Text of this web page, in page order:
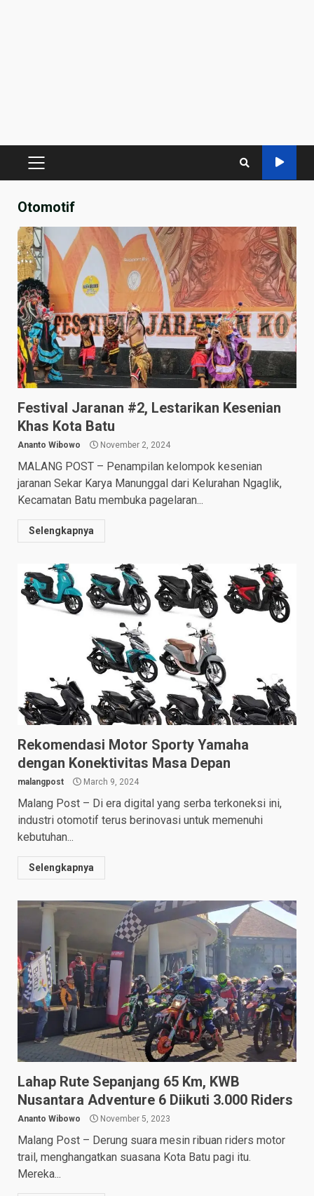
PRIMARY
Otomotif
Festival Jaranan #2, Lestarikan Kesenian
Khas Kota Batu
Ananto Wibowo November 2, 2024
MALANG POST – Penampilan kelompok kesenian
jaranan Sekar Karya Manunggal dari Kelurahan Ngaglik,
Kecamatan Batu membuka pagelaran...
Selengkapnya
Rekomendasi Motor Sporty Yamaha
dengan Konektivitas Masa Depan
malangpost March 9, 2024
Malang Post – Di era digital yang serba terkoneksi ini,
industri otomotif terus berinovasi untuk memenuhi
kebutuhan...
Selengkapnya
Lahap Rute Sepanjang 65 Km, KWB
Nusantara Adventure 6 Diikuti 3.000 Riders
Ananto Wibowo November 5, 2023
Malang Post – Derung suara mesin ribuan riders motor
trail, menghangatkan suasana Kota Batu pagi itu.
Mereka...